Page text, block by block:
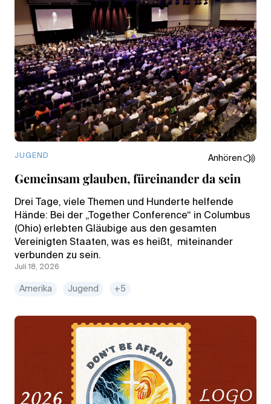
JUGEND Anhören
Gemeinsam glauben, füreinander da sein
Drei Tage, viele Themen und Hunderte helfende
Hände: Bei der „Together Conference“ in Columbus
(Ohio) erlebten Gläubige aus den gesamten
Vereinigten Staaten, was es heißt, miteinander
verbunden zu sein.
Juli 18, 2026
Amerika Jugend +5